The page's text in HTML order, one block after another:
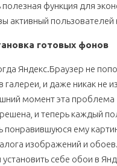
функция для
активный пользователей
готовых фонов
Яндекс.Браузер не
галереи, и даже никак не
момент эта проблема
и теперь каждый
ему
изображений и
себе обои в